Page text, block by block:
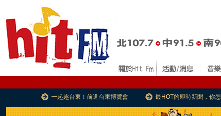
一起趣台東！前進台東博覽會 最HOT的即時新聞，你